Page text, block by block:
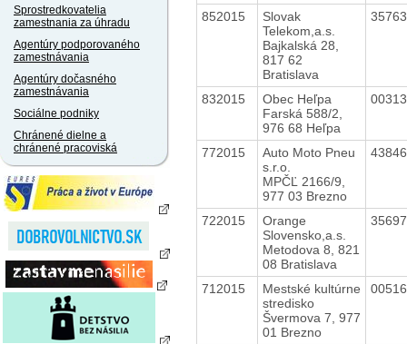
Sprostredkovatelia
zamestnania za úhradu
Agentúry podporovaného
zamestnávania
Agentúry dočasného
zamestnávania
Sociálne podniky
Chránené dielne a
chránené pracoviská
852015
Slovak
Telekom,a.s.
Bajkalská 28,
817 62
Bratislava
832015
Obec Heľpa
Farská 588/2,
976 68 Heľpa
772015
Auto Moto Pneu
s.r.o.
MPČĽ 2166/9,
977 03 Brezno
722015
Orange
Slovensko,a.s.
Metodova 8, 821
08 Bratislava
712015
Mestské kultúrne
stredisko
Švermova 7, 977
01 Brezno